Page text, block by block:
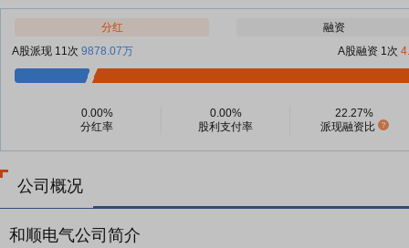
分红
融资
A股派现 11次 9878.07万 A股融资 1次
0.00%
分红率
0.00%
股利支付率
22.27%
派现融资比
公司概况
和顺电气公司简介